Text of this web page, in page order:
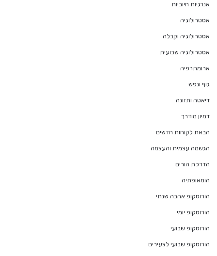
אנרגיות חיוביות
אסטרולוגיה
אסטרולוגיה וקבלה
אסטרולוגיה שבועית
ארומתרפיה
גוף ונפש
דיאטה ותזונה
דמיון מודרך
הבאת לקוחות חדשים
הגשמה עצמית והעצמה
הדרכת הורים
הומאופתיה
הורוסקופ אהבה שנתי
הורוסקופ יומי
הורוסקופ שבועי
הורוסקופ שבועי לצעירים